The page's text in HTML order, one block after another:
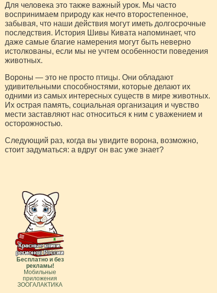
Для человека это также важный урок. Мы часто
воспринимаем природу как нечто второстепенное,
забывая, что наши действия могут иметь долгосрочные
последствия. История Шивы Кивата напоминает, что
даже самые благие намерения могут быть неверно
истолкованы, если мы не учтем особенности поведения
животных.
Вороны — это не просто птицы. Они обладают
удивительными способностями, которые делают их
одними из самых интересных существ в мире животных.
Их острая память, социальная организация и чувство
мести заставляют нас относиться к ним с уважением и
осторожностью.
Следующий раз, когда вы увидите ворона, возможно,
стоит задуматься: а вдруг он вас уже знает?
Бесплатно и без
рекламы!
Мобильные
приложения
ЗООГАЛАКТИКА